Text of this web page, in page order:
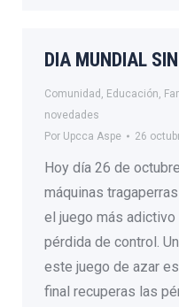
DIA MUNDIAL
Comunidad , Educación,
novedades
Por Upcca Aspe 26
Hoy día 26 de
máquinas
el juego más adictivo
pérdida de control.
este juego de azar
final recuperas las